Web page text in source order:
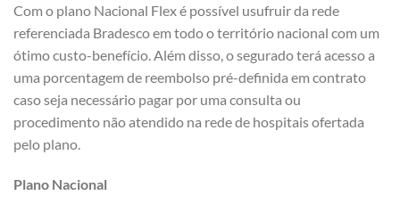
Com o plano Nacional Flex é possível usufruir da rede
referenciada Bradesco em todo o território nacional com um
ótimo custo-benefício. Além disso, o segurado terá acesso a
uma porcentagem de reembolso pré-definida em contrato
caso seja necessário pagar por uma consulta ou
procedimento não atendido na rede de hospitais ofertada
pelo plano.
Plano Nacional